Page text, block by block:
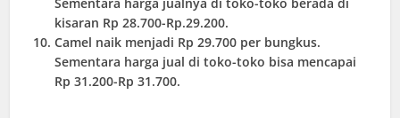
Sementara harga jualnya di toko-toko berada di
kisaran Rp 28.700-Rp.29.200.
Camel naik menjadi Rp 29.700 per bungkus.
Sementara harga jual di toko-toko bisa mencapai
Rp 31.200-Rp 31.700.